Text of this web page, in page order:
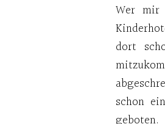
Wer mir
dort
schon
geboten.